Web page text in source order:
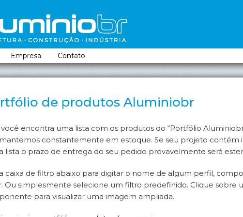
conteúdo principal
conteúdo secundário
Empresa Contato
de produtos Aluminiobr
encontra uma lista com os produtos do “Portfólio
constantemente em estoque. Se seu projeto contém
lista o prazo de entrega do seu pedido provavelmente será
caixa de filtro abaixo para digitar o nome de algum perfil,
Ou simplesmente selecione um filtro predefinido. Clique sobre
para visualizar uma imagem ampliada.